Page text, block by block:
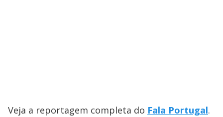
Veja a reportagem completa do Fala Portugal.